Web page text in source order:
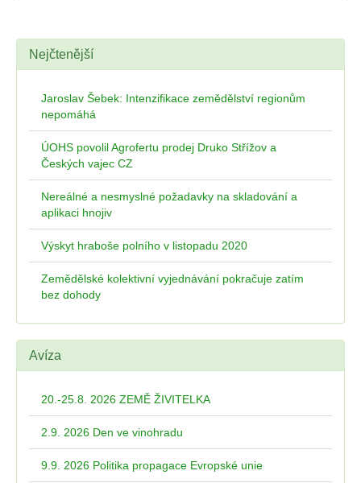
Nejčtenější
Jaroslav Šebek: Intenzifikace zemědělství regionům
nepomáhá
ÚOHS povolil Agrofertu prodej Druko Střížov a
Českých vajec CZ
Nereálné a nesmyslné požadavky na skladování a
aplikaci hnojiv
Výskyt hraboše polního v listopadu 2020
Zemědělské kolektivní vyjednávání pokračuje zatím
bez dohody
Avíza
20.-25.8. 2026 ZEMĚ ŽIVITELKA
2.9. 2026 Den ve vinohradu
9.9. 2026 Politika propagace Evropské unie